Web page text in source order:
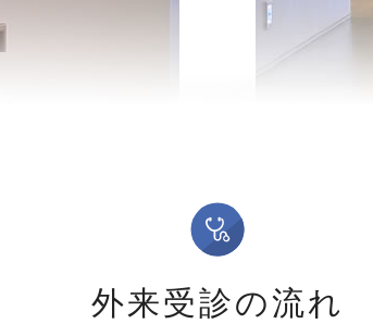
外来受診の流れ